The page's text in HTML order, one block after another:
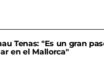
Tenas: "Es un gran
en el Mallorca"